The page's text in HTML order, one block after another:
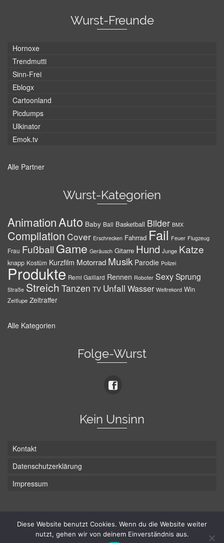
Wurst-Freunde
Hornoxe
Trendmutti
Sinn-Frei
Eblogx
Cartoonland
Picdumps
Ulkinator
Emok.tv
Alle Partner
Wurst-Kategorien
AnimationAuto Baby Ball Basketball Bilder BMX
Compilation Cover Erschrecken Fahrrad Fail Feuer Flugzeug
Frau Fußball Game Geräusch Gitarre Hund Junge Katze
knapp Kostüm Kurzfilm Motorrad Musik Parodie Polizei
Produkte Remi Gaillard Rennen Roboter SexySprung
Straße Streich Tanzen TV Unfall Wasser Weltrekord Win
Zeitlupe Zeitraffer
Alle Kategorien
Folge-Wurst
Kein Unsinn
Kontakt
Datenschutzerklärung
Impressum
© Hans-Wurst.net - Gute Laune seit 2005
Diese Website benutzt Cookies. Wenn du die Website weiter
nutzt, gehen wir von deinem Einverständnis aus.